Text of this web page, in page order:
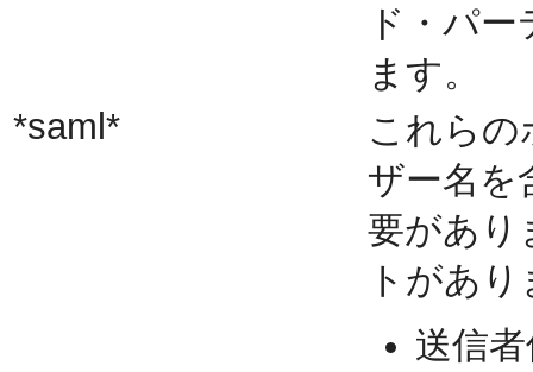
ド・パ
ます。
*saml*
これらの
ザー名を
要があり
トがあ
送信